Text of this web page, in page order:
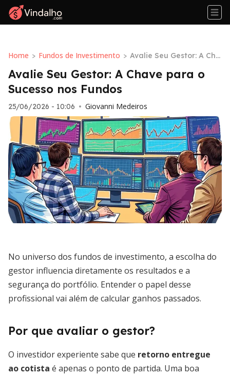
Home > Fundos de Investimento > Avalie Seu Gestor: A Cha
ve para o Sucesso nos F
undos
Avalie Seu Gestor: A Chave para o
Sucesso nos Fundos
25/06/2026 - 10:06 • Giovanni Medeiros
No universo dos fundos de investimento, a escolha do
gestor influencia diretamente os resultados e a
segurança do portfólio. Entender o papel desse
profissional vai além de calcular ganhos passados.
Por que avaliar o gestor?
O investidor experiente sabe que retorno entregue
ao cotista é apenas o ponto de partida. Uma boa